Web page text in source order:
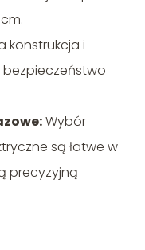
konstrukcja i
Wybór
są łatwe w
precyzyjną